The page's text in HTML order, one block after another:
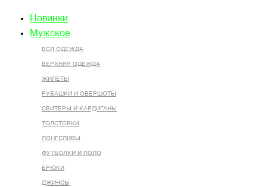
Новинки
Мужское
ВСЯ ОДЕЖДА
ВЕРХНЯЯ ОДЕЖДА
ЖИЛЕТЫ
РУБАШКИ И ОВЕРШОТЫ
СВИТЕРЫ И КАРДИГАНЫ
ТОЛСТОВКИ
ЛОНГСЛИВЫ
ФУТБОЛКИ И ПОЛО
БРЮКИ
ДЖИНСЫ